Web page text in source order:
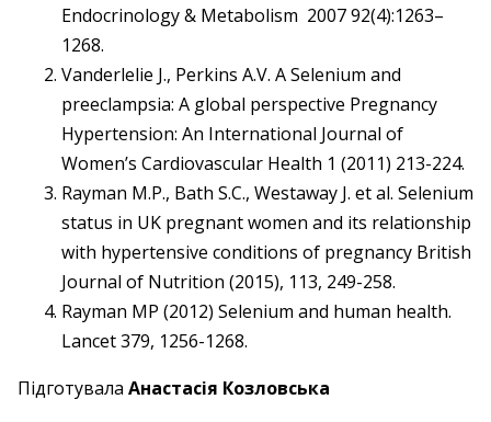
Endocrinology & Metabolism 2007 92(4):1263–
1268.
Vanderlelie J., Perkins A.V. A Selenium and
preeclampsia: A global perspective Pregnancy
Hypertension: An International Journal of
Women’s Cardiovascular Health 1 (2011) 213-224.
Rayman M.P., Bath S.C., Westaway J. et al. Selenium
status in UK pregnant women and its relationship
with hypertensive conditions of pregnancy British
Journal of Nutrition (2015), 113, 249-258.
Rayman MP (2012) Selenium and human health.
Lancet 379, 1256-1268.
Підготувала Анастасія Козловська